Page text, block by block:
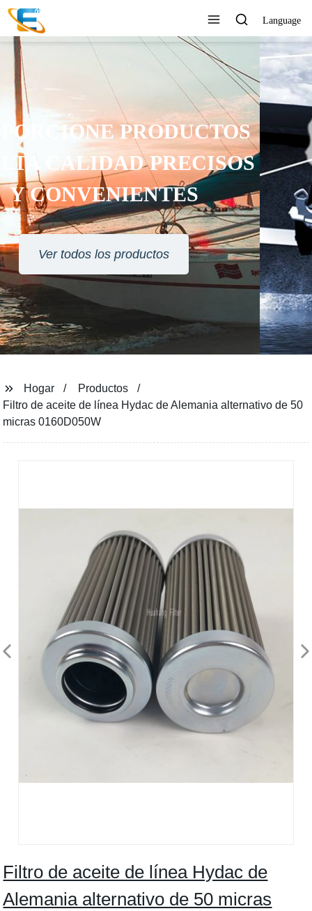
Language
SERVICIO AL CLIENTE 24
HORAS EN LÍNEA
Ver todos los productos
Hogar
Productos
Filtro de aceite de línea Hydac de Alemania alternativo de 50
micras 0160D050W
Filtro de aceite de línea Hydac de
Alemania alternativo de 50 micras